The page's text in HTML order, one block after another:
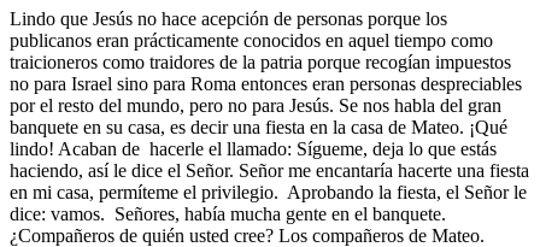
Lindo que Jesús no hace acepción de personas porque los
publicanos eran prácticamente conocidos en aquel tiempo como
traicioneros como traidores de la patria porque recogían impuestos
no para Israel sino para Roma entonces eran personas despreciables
por el resto del mundo, pero no para Jesús. Se nos habla del gran
banquete en su casa, es decir una fiesta en la casa de Mateo. ¡Qué
lindo! Acaban de hacerle el llamado: Sígueme, deja lo que estás
haciendo, así le dice el Señor. Señor me encantaría hacerte una fiesta
en mi casa, permíteme el privilegio. Aprobando la fiesta, el Señor le
dice: vamos. Señores, había mucha gente en el banquete.
¿Compañeros de quién usted cree? Los compañeros de Mateo.